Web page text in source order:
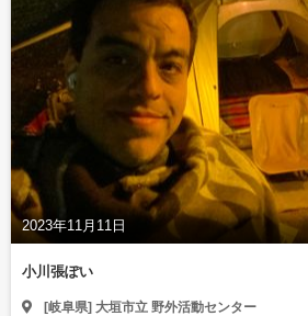
2023年11月11日
小川張ぽい
[岐阜県] 大垣市立 野外活動センター